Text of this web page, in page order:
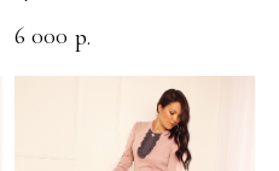
6 000 р.